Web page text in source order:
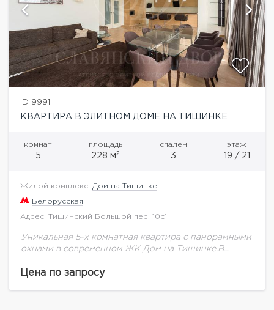
ID 9991
КВАРТИРА В ЭЛИТНОМ ДОМЕ НА ТИШИНКЕ
комнат
5
площадь
228 м2
спален
3
этаж
19 / 21
Жилой комплекс: Дом на Тишинке
Белорусская
Адрес: Тишинский Большой пер. 10с1
Уникальная 5-х комнатная квартира с панорамными
окнами в современном ЖК Дом на Тишинке.В
дизайн-проекту с применением
Цена по запросу